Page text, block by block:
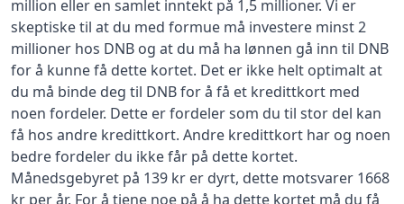
million eller en samlet inntekt på 1,5 millioner. Vi er
skeptiske til at du med formue må investere minst 2
millioner hos DNB og at du må ha lønnen gå inn til DNB
for å kunne få dette kortet. Det er ikke helt optimalt at
du må binde deg til DNB for å få et kredittkort med
noen fordeler. Dette er fordeler som du til stor del kan
få hos andre kredittkort. Andre kredittkort har og noen
bedre fordeler du ikke får på dette kortet.
Månedsgebyret på 139 kr er dyrt, dette motsvarer 1668
kr per år. For å tjene noe på å ha dette kortet må du få